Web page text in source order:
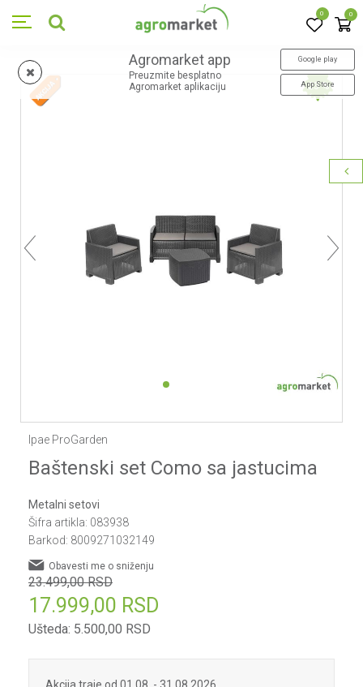
0 0
Agromarket app
Preuzmite besplatno
Agromarket aplikaciju
Google play
App Store
1
23 %
Ipae ProGarden
Baštenski set Como sa jastucima
Metalni setovi
Šifra artikla: 083938
Barkod: 8009271032149
23.499,00 RSD
17.999,00 RSD
Ušteda: 5.500,00 RSD
Obavesti me o sniženju